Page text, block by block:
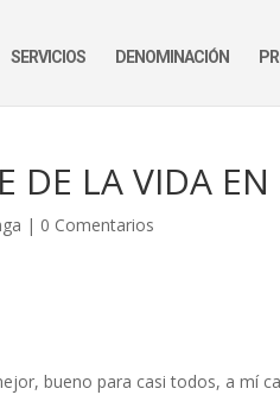
SERVICIOS DENOMINACIÓN
DE LA VIDA
| 0 Comentarios
bueno para casi todos, a mí